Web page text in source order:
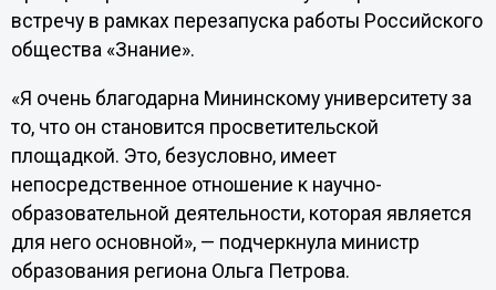
встречу в рамках перезапуска работы Российского
общества «Знание».
«Я очень благодарна Мининскому университету за
то, что он становится просветительской
площадкой. Это, безусловно, имеет
непосредственное отношение к научно-
образовательной деятельности, которая является
для него основной», — подчеркнула министр
образования региона Ольга Петрова.